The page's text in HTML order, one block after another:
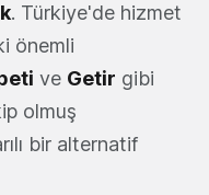
. Türkiye'de hizmet
önemli
ve Getir gibi
olmuş
bir alternatif